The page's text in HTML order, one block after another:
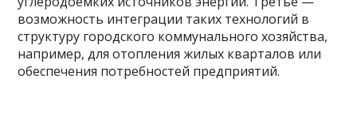
возможность интеграции таких технологий в
структуру городского коммунального хозяйства,
например, для отопления жилых кварталов или
обеспечения потребностей предприятий.